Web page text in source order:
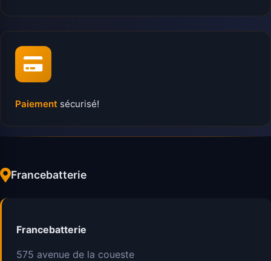
Paiement sécurisé!
Francebatterie
Francebatterie
575 avenue de la coueste